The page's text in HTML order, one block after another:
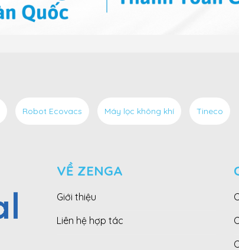
Robot Ecovacs Máy lọc không khí Tineco
VỀ ZENGA
Giới thiệu
Liên hệ hợp tác